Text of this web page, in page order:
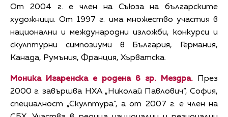
От 2004 г. е член на Съюза на българските
художници. От 1997 г. има множество участия в
национални и международни изложби, конкурси и
скулптурни симпозиуми в България, Германия,
Канада, Румъния, Франция, Хърватска.
Моника Игаренска е родена в гр. Мездра. През
2000 г. завършва НХА „Николай Павлович“, София,
специалност „Скулптура“, а от 2007 г. е член на